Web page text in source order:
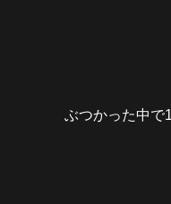
ぶつかった中で